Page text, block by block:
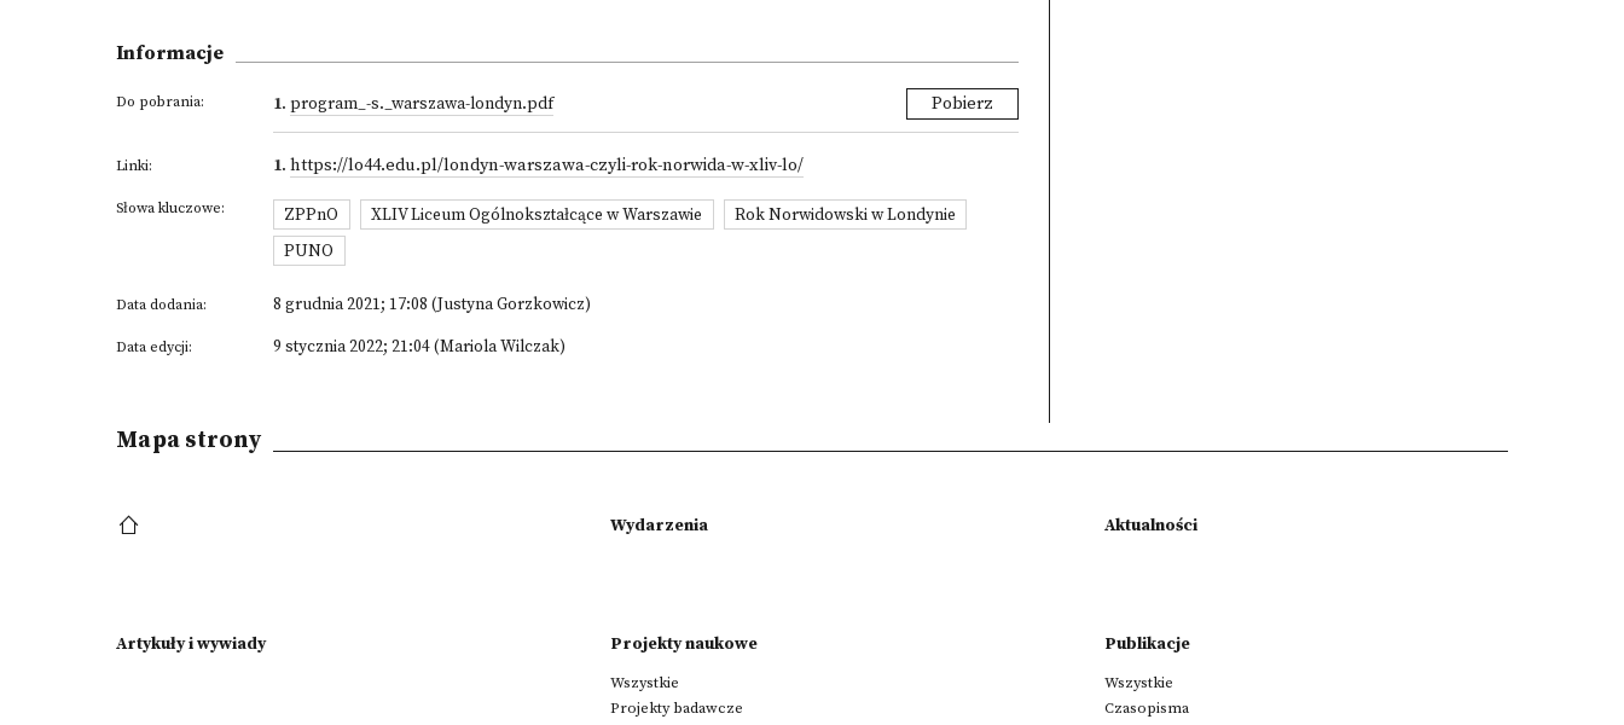
Informacje
Do pobrania: 1. program_-s._warszawa-londyn.pdf Pobierz
Linki: 1. https://lo44.edu.pl/londyn-warszawa-czyli-rok-norwida-w-xliv-lo/
Słowa kluczowe: ZPPnO XLIV Liceum Ogólnokształcące w Warszawie
Rok Norwidowski w Londynie
PUNO
Data dodania: 8 grudnia 2021; 17:08 (Justyna Gorzkowicz)
Data edycji: 9 stycznia 2022; 21:04 (Mariola Wilczak)
Mapa strony
Wydarzenia Aktualności
Artykuły i wywiady Projekty naukowe
Wszystkie
Projekty badawcze
Publikacje
Wszystkie
Czasopisma